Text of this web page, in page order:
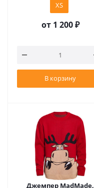
XS
от 1 200 ₽
В корзину
Джемпер MadMade,